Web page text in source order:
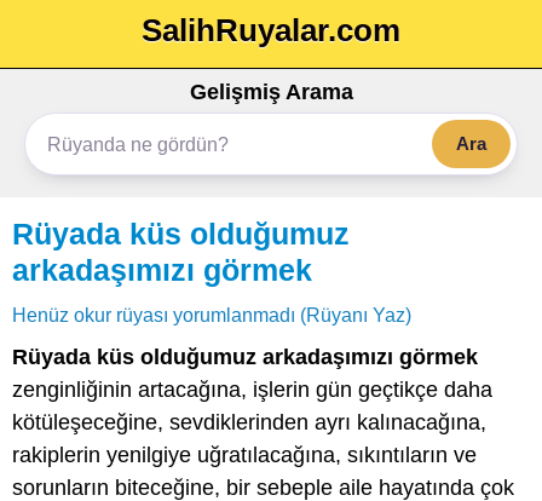
SalihRuyalar.com
Gelişmiş Arama
Ara
Rüyada küs olduğumuz
arkadaşımızı görmek
Henüz okur rüyası yorumlanmadı (Rüyanı Yaz)
Rüyada küs olduğumuz arkadaşımızı görmek
zenginliğinin artacağına, işlerin gün geçtikçe daha
kötüleşeceğine, sevdiklerinden ayrı kalınacağına,
rakiplerin yenilgiye uğratılacağına, sıkıntıların ve
sorunların biteceğine, bir sebeple aile hayatında çok